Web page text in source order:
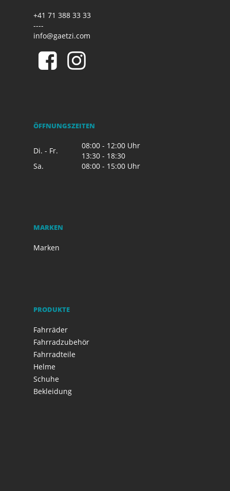
+41 71 388 33 33
----
info@gaetzi.com
ÖFFNUNGSZEITEN
Di. - Fr.
08:00 - 12:00 Uhr
13:30 - 18:30
Sa.
08:00 - 15:00 Uhr
MARKEN
Marken
PRODUKTE
Fahrräder
Fahrradzubehör
Fahrradteile
Helme
Schuhe
Bekleidung